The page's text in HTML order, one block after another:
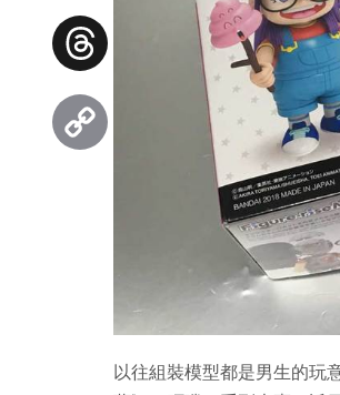
以往組裝模型都是男生的玩
Facebook
Threads